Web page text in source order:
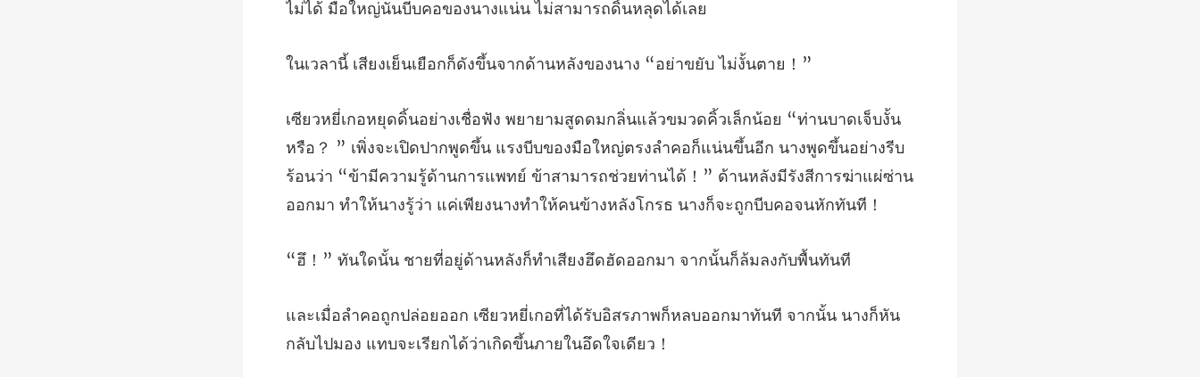
ก็ดังขึ้นจากด้านหลังของน
ดขึ้น แรงบีบของมือใหญ่ตรงลำคอก็แน่นขึ้นอีก นางพูดขึ้นอย่างรีบ
ร้อนว่า “ข้ามีความรู้ด้านการแพทย์ ข้าสามารถช่วยท่า
้านหลังก็ทำเสียงฮึดฮัดออกมา
บอิสรภาพก็หลบออกมาทันที จากนั้น นางก็หัน
กลับ